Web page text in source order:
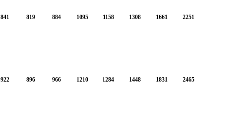
841 819 884 1095 1158 1308 1661 2251
922 896 966 1210 1284 1448 1831 2465